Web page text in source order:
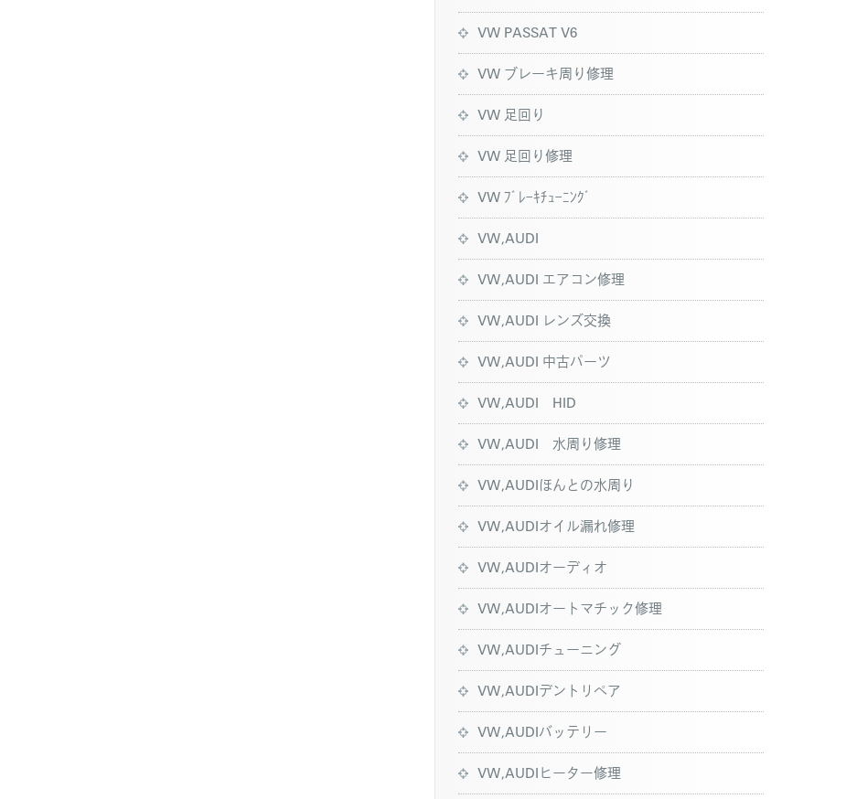
VW PASSAT V6
VW ブレーキ周り修理
VW 足回り
VW 足回り修理
VW ﾌﾞﾚｰｷﾁｭｰﾆﾝｸﾞ
VW,AUDI
VW,AUDI エアコン修理
VW,AUDI レンズ交換
VW,AUDI 中古パーツ
VW,AUDI HID
VW,AUDI 水周り修理
VW,AUDIほんとの水周り
VW,AUDIオイル漏れ修理
VW,AUDIオーディオ
VW,AUDIオートマチック修理
VW,AUDIチューニング
VW,AUDIデントリペア
VW,AUDIバッテリー
VW,AUDIヒーター修理